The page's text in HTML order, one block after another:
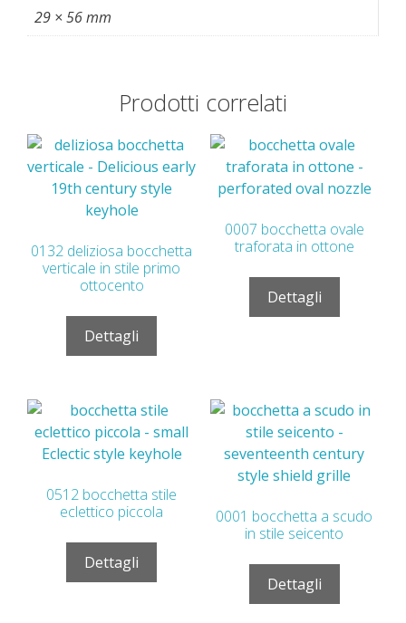
29 × 56 mm
Prodotti correlati
0132 deliziosa bocchetta
verticale in stile primo
ottocento
Dettagli
0007 bocchetta ovale
traforata in ottone
Dettagli
0512 bocchetta stile
eclettico piccola
Dettagli
0001 bocchetta a scudo
in stile seicento
Dettagli